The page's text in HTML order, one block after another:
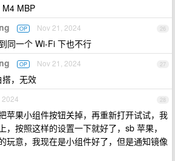
MBP
26
OP Nov 21, 2024
同一个 Wi-Fi 下也不行
27
OP Nov 21, 2024
，无效
28
2024
苹果小组件按钮关掉，再重新打开试试，我
，按照这样的设置一下就好了，sb 苹果，
玩意，我现在是小组件好了，但是通知镜像